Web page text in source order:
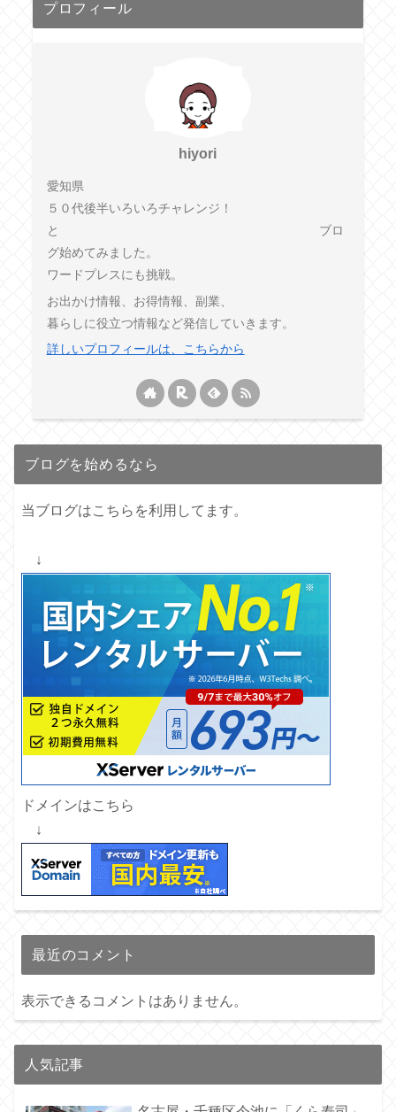
プロフィール
hiyori
愛知県
５０代後半いろいろチャレンジ！
と ブロ
グ始めてみました。
ワードプレスにも挑戦。
お出かけ情報、お得情報、副業、
暮らしに役立つ情報など発信していきます。
詳しいプロフィールは、こちらから
ブログを始めるなら
当ブログはこちらを利用してます。
↓
ドメインはこちら
↓
最近のコメント
表示できるコメントはありません。
人気記事